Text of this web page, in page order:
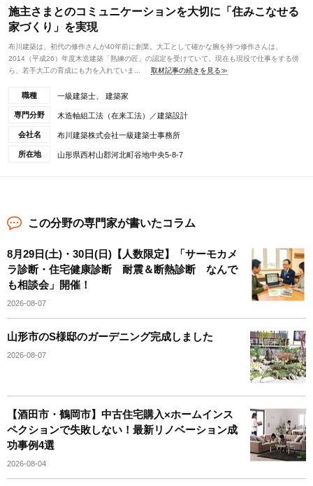
施主さまとのコミュニケーションを大切に「住みこなせる
家づくり」を実現
布川建築は、初代の修作さんが40年前に創業。大工として確かな腕を持つ修作さんは、
2014（平成26）年度木造建築「熟練の匠」の認定を受けていて、現在も現役で仕事をする傍
ら、若手大工の育成にも力を入れていま...
取材記事の続きを見る≫
職種 一級建築士、 建築家
専門分野 木造軸組工法（在来工法）／建築設計
会社名 布川建築株式会社一級建築士事務所
所在地 山形県西村山郡河北町谷地中央5-8-7
この分野の専門家が書いたコラム
8月29日(土)・30日(日)【人数限定】「サーモカメ
ラ診断・住宅健康診断 耐震＆断熱診断 なんで
も相談会」開催！
2026-08-07
山形市のS様邸のガーデニング完成しました
2026-08-07
【酒田市・鶴岡市】中古住宅購入×ホームインス
ペクションで失敗しない！最新リノベーション成
功事例4選
2026-08-04